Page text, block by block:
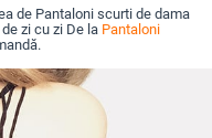
de Pantaloni scurti de dama
zi cu zi De la Pantaloni